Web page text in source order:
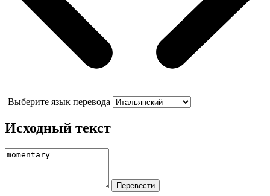
Выберите язык перевода
Исходный текст